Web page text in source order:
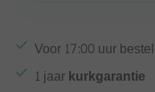
Voor 17:00 uur
1 jaarkurkgarantie